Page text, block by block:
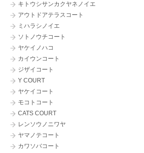
キトウシサンカクヤネノイエ
アウトドアテラスコート
ミハラシノイエ
ソトノウチコート
ヤケイノハコ
カイウンコート
ジザイコート
Y COURT
ヤケイコート
モコトコート
CATS COURT
レンソウノニワヤ
ヤマノテコート
カワソバコート